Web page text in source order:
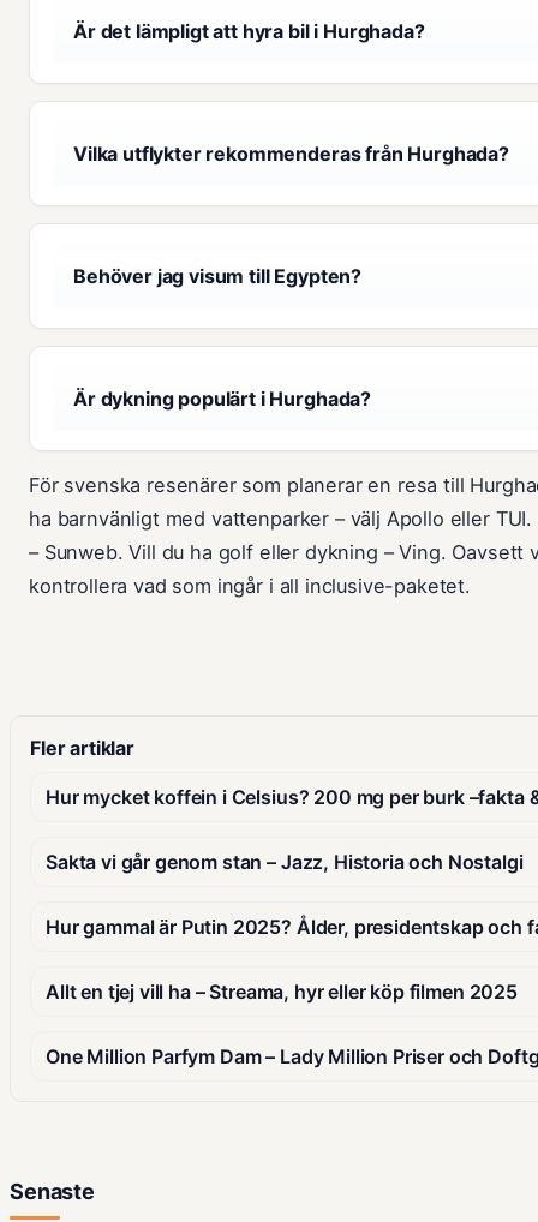
Är det lämpligt att hyra bil i Hurghada?
Vilka utflykter rekommenderas från Hurghada?
Behöver jag visum till Egypten?
Är dykning populärt i Hurghada?
För svenska resenärer som planerar en resa till
ha barnvänligt med vattenparker – välj Apollo eller
– Sunweb. Vill du ha golf eller dykning – Ving.
kontrollera vad som ingår i all inclusive-paketet.
Fler artiklar
Hur mycket koffein i Celsius? 200 mg per burk –fakta
Sakta vi går genom stan – Jazz, Historia och Nostalgi
Hur gammal är Putin 2025? Ålder, presidentskap och
Allt en tjej vill ha – Streama, hyr eller köp filmen 2025
One Million Parfym Dam – Lady Million Priser och
Senaste